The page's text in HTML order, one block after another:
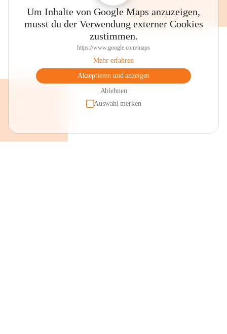
Um Inhalte von Google Maps anzuzeigen,
musst du der Verwendung externer Cookies
zustimmen.
https://www.google.com/maps
Mehr erfahren
Akzeptieren und anzeigen
Ablehnen
Auswahl merken